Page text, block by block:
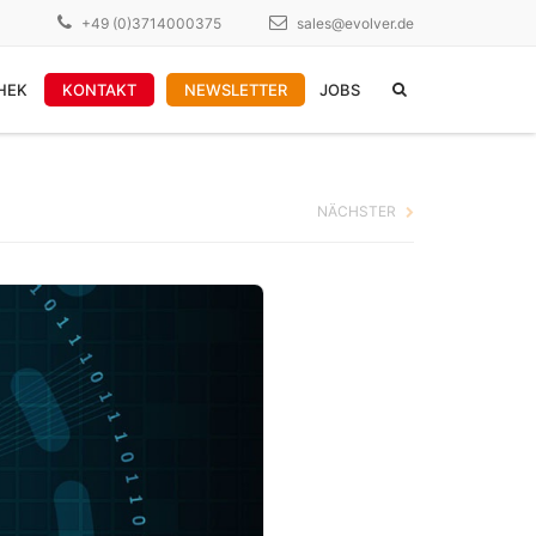
+49 (0)3714000375 sales@evolver.de
Manntage-Pakete
KONTAKT NEWSLETTER JOBS
NÄCHSTER